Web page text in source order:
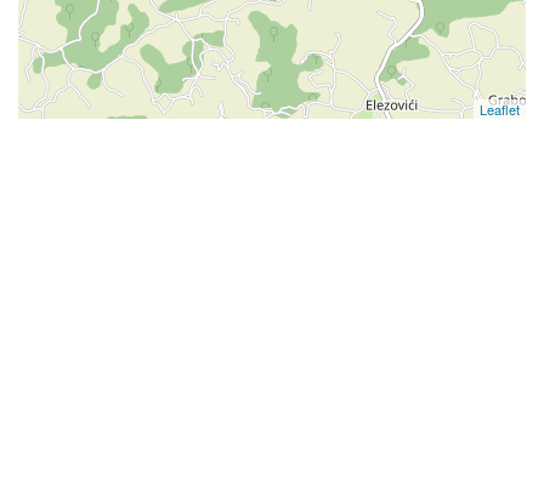
Leaflet